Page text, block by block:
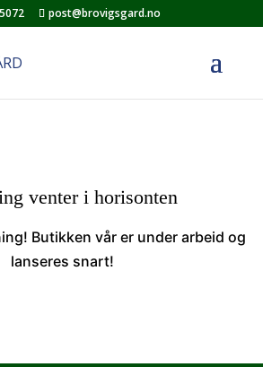
post@brovigsgard.no
venter i horisonten
Butikken vår er under arbeid og
lanseres snart!